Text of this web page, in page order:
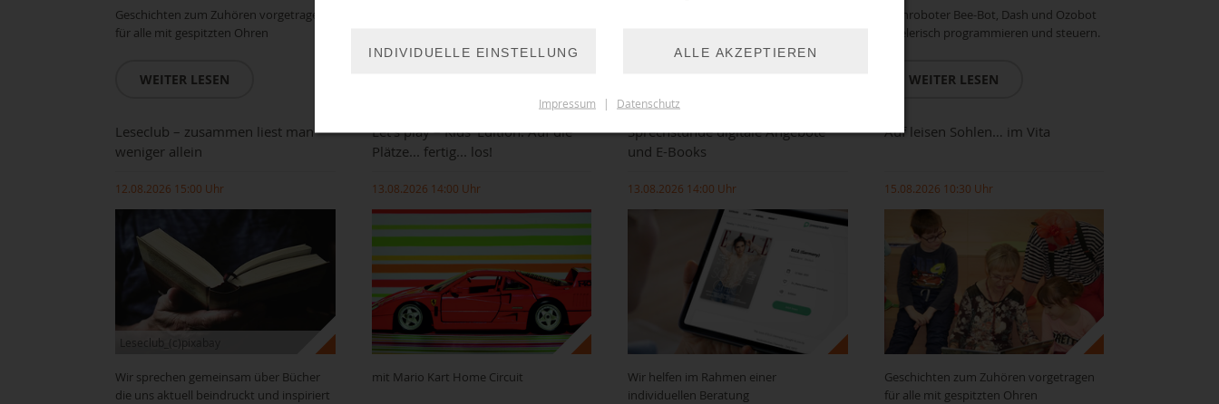
Geschichten zum Zuhören vorgetragen
für alle mit gespitzten Ohren
WEITER LESEN
WEITER LESEN
Lernroboter Bee-Bot, Dash und Ozobot
spielerisch programmieren und steuern.
WEITER LESEN
Leseclub – zusammen liest man
weniger allein
12.08.2026 15:00 Uhr
Leseclub_(c)pixabay
Wir sprechen gemeinsam über Bücher
die uns aktuell beindruckt und inspiriert
Let's play – Kids' Edition: Auf die
Plätze... fertig... los!
13.08.2026 14:00 Uhr
mit Mario Kart Home Circuit
Sprechstunde digitale Angebote
und E-Books
13.08.2026 14:00 Uhr
Wir helfen im Rahmen einer
individuellen Beratung
Auf leisen Sohlen… im Vita
15.08.2026 10:30 Uhr
Geschichten zum Zuhören vorgetragen
für alle mit gespitzten Ohren
INDIVIDUELLE EINSTELLUNG ALLE AKZEPTIEREN
Impressum | Datenschutz